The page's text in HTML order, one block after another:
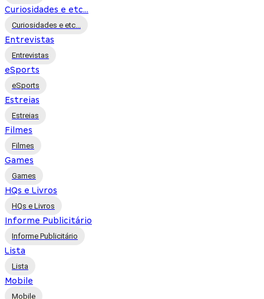
Curiosidades e etc...
Curiosidades e etc...
Entrevistas
Entrevistas
eSports
eSports
Estreias
Estreias
Filmes
Filmes
Games
Games
HQs e Livros
HQs e Livros
Informe Publicitário
Informe Publicitário
Lista
Lista
Mobile
Mobile